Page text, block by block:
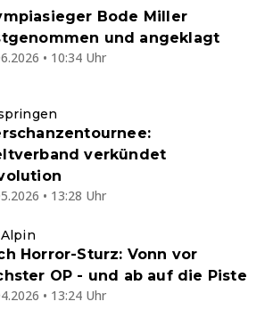
Bode Miller
und angeklagt
• 10:34 Uhr
verkündet
• 13:28 Uhr
Horror-Sturz: Vonn vor
OP - und ab auf die Piste
• 13:24 Uhr